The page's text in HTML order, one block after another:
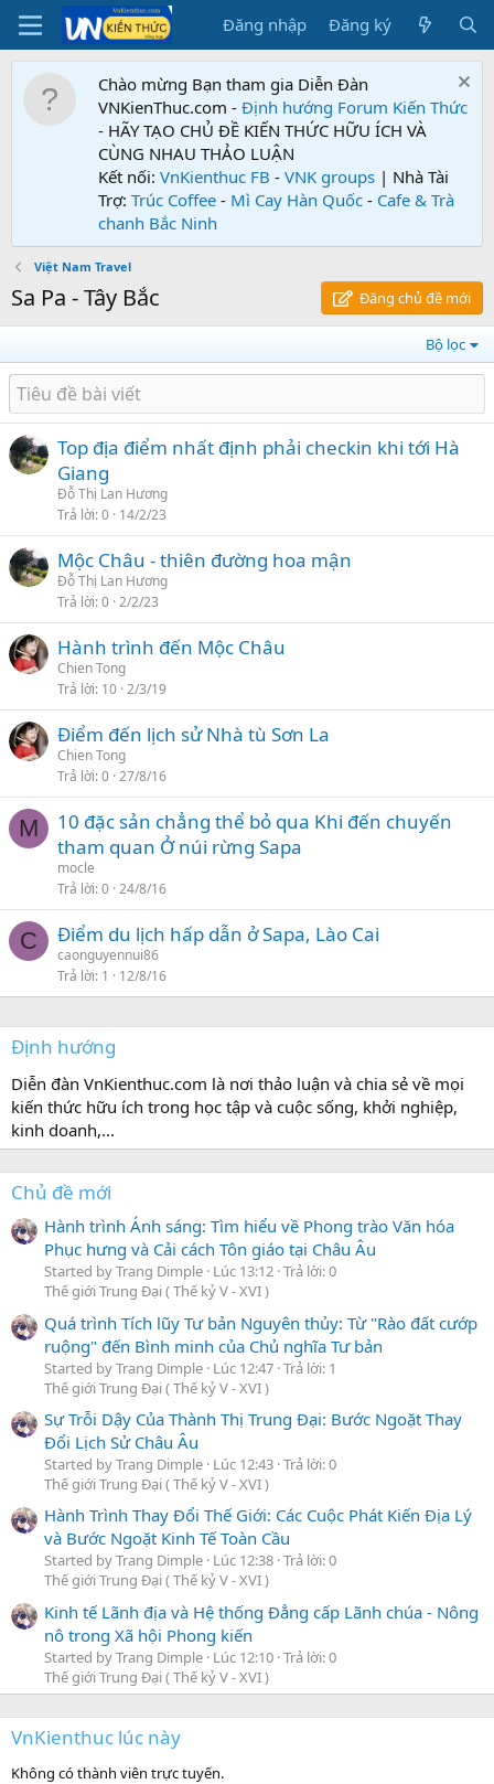
Đăng nhập Đăng ký
Chào mừng Bạn tham gia Diễn Đàn
VNKienThuc.com - Định hướng Forum Kiến Thức
- HÃY TẠO CHỦ ĐỀ KIẾN THỨC HỮU ÍCH VÀ
CÙNG NHAU THẢO LUẬN
Kết nối: VnKienthuc FB - VNK groups | Nhà Tài
Trợ: Trúc Coffee - Mì Cay Hàn Quốc - Cafe & Trà
chanh Bắc Ninh
Việt Nam Travel
Sa Pa - Tây Bắc Đăng chủ đề mới
Bộ lọc
Top địa điểm nhất định phải checkin khi tới Hà
Giang
Đỗ Thị Lan Hương
Trả lời 0 14/2/23
Mộc Châu - thiên đường hoa mận
Đỗ Thị Lan Hương
Trả lời 0 2/2/23
Hành trình đến Mộc Châu
Chien Tong
Trả lời 10 2/3/19
Điểm đến lịch sử Nhà tù Sơn La
Chien Tong
Trả lời 0 27/8/16
M
10 đặc sản chẳng thể bỏ qua Khi đến chuyến
tham quan Ở núi rừng Sapa
mocle
Trả lời 0 24/8/16
C Điểm du lịch hấp dẫn ở Sapa, Lào Cai
caonguyennui86
Trả lời 1 12/8/16
Định hướng
Diễn đàn VnKienthuc.com là nơi thảo luận và chia sẻ về mọi
kiến thức hữu ích trong học tập và cuộc sống, khởi nghiệp,
kinh doanh,...
Chủ đề mới
Hành trình Ánh sáng: Tìm hiểu về Phong trào Văn hóa
Phục hưng và Cải cách Tôn giáo tại Châu Âu
Started by Trang Dimple Lúc 13:12 Trả lời: 0
Thế giới Trung Đại ( Thế kỷ V - XVI )
Quá trình Tích lũy Tư bản Nguyên thủy: Từ "Rào đất cướp
ruộng" đến Bình minh của Chủ nghĩa Tư bản
Started by Trang Dimple Lúc 12:47 Trả lời: 1
Thế giới Trung Đại ( Thế kỷ V - XVI )
Sự Trỗi Dậy Của Thành Thị Trung Đại: Bước Ngoặt Thay
Đổi Lịch Sử Châu Âu
Started by Trang Dimple Lúc 12:43 Trả lời: 0
Thế giới Trung Đại ( Thế kỷ V - XVI )
Hành Trình Thay Đổi Thế Giới: Các Cuộc Phát Kiến Địa Lý
và Bước Ngoặt Kinh Tế Toàn Cầu
Started by Trang Dimple Lúc 12:38 Trả lời: 0
Thế giới Trung Đại ( Thế kỷ V - XVI )
Kinh tế Lãnh địa và Hệ thống Đẳng cấp Lãnh chúa - Nông
nô trong Xã hội Phong kiến
Started by Trang Dimple Lúc 12:10 Trả lời: 0
Thế giới Trung Đại ( Thế kỷ V - XVI )
VnKienthuc lúc này
Không có thành viên trực tuyến.